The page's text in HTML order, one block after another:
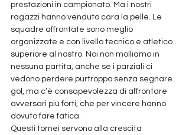
prestazioni in campionato. Ma i nostri
ragazzi hanno venduto cara la pelle. Le
squadre affrontate sono meglio
organizzate e con livello tecnico e atletico
superiore al nostro. Noi non molliamo in
nessuna partita, anche se i parziali ci
vedono perdere purtroppo senza segnare
gol, ma c’è consapevolezza di affrontare
avversari più forti, che per vincere hanno
dovuto fare fatica.
Questi tornei servono alla crescita